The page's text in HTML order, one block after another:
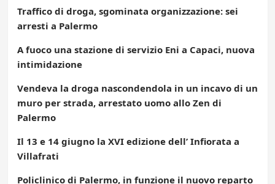
Traffico di droga, sgominata organizzazione: sei
arresti a Palermo
A fuoco una stazione di servizio Eni a Capaci, nuova
intimidazione
Vendeva la droga nascondendola in un incavo di un
muro per strada, arrestato uomo allo Zen di
Palermo
Il 13 e 14 giugno la XVI edizione dell’ Infiorata a
Villafrati
Policlinico di Palermo, in funzione il nuovo reparto